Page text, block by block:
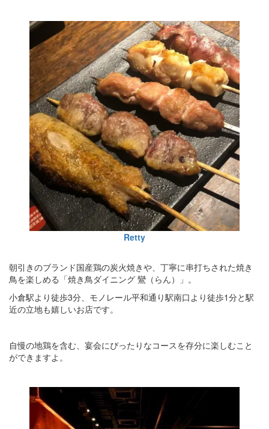
Retty
朝引きのブランド国産鶏の炭火焼きや、丁寧に串打ちされた焼き
鳥を楽しめる「焼き鳥ダイニング 鸞（らん）」。
小倉駅より徒歩3分、モノレール平和通り駅南口より徒歩1分と駅
近の立地も嬉しいお店です。
自慢の地鶏を含む、宴会にぴったりなコースを存分に楽しむこと
ができますよ。